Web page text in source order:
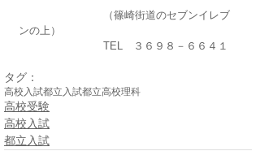
（篠崎街道のセブンイレブ
ンの上）
TEL　３６９８－６６４１
タグ：
高校入試都立入試都立高校理科
高校受験
高校入試
都立入試